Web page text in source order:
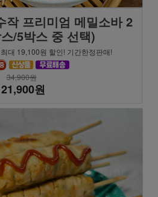
작 프리미엄 메밀소바 2
/5박스 중 선택)
대 19,100원 할인! 기간한정판매!
34,900원
21,900원